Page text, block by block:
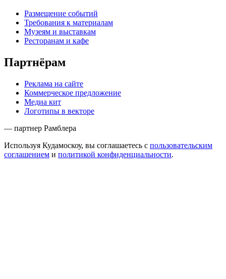
Размещение событий
Требования к материалам
Музеям и выставкам
Ресторанам и кафе
Партнёрам
Реклама на сайте
Коммерческое предложение
Медиа кит
Логотипы в векторе
— партнер Рамблера
Используя Кудамоскоу, вы соглашаетесь с пользовательским
соглашением и политикой конфиденциальности.